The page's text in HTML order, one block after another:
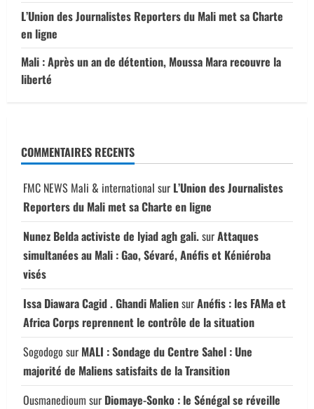
L’Union des Journalistes Reporters du Mali met sa Charte
en ligne
Mali : Après un an de détention, Moussa Mara recouvre la
liberté
COMMENTAIRES RECENTS
FMC NEWS Mali & international sur L’Union des Journalistes
Reporters du Mali met sa Charte en ligne
Nunez Belda activiste de lyiad agh gali.surAttaques
simultanées au Mali : Gao, Sévaré, Anéfis et Kéniéroba
visés
Issa Diawara Cagid . Ghandi MaliensurAnéfis : les FAMa et
Africa Corps reprennent le contrôle de la situation
Sogodogo sur MALI : Sondage du Centre Sahel : Une
majorité de Maliens satisfaits de la Transition
Ousmanedioum sur Diomaye-Sonko : le Sénégal se réveille